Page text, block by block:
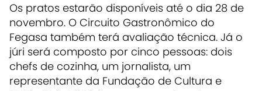
Os pratos estarão disponíveis até o dia 28 de
novembro. O Circuito Gastronômico do
Fegasa também terá avaliação técnica. Já o
júri será composto por cinco pessoas: dois
chefs de cozinha, um jornalista, um
representante da Fundação de Cultura e